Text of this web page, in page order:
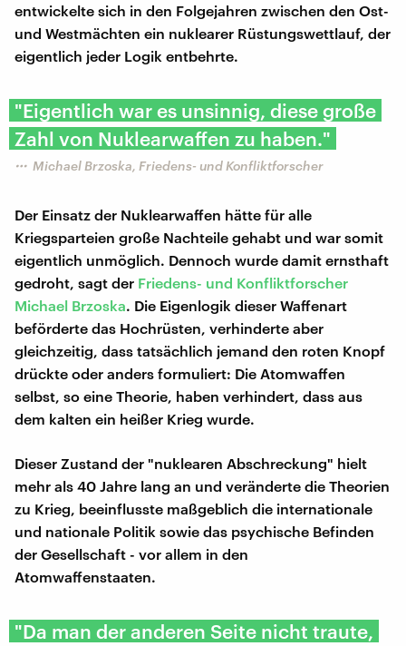
entwickelte sich in den Folgejahren zwischen den Ost-
und Westmächten ein nuklearer Rüstungswettlauf, der
eigentlich jeder Logik entbehrte.
"Eigentlich war es unsinnig, diese große
Zahl von Nuklearwaffen zu haben."
Michael Brzoska, Friedens- und Konfliktforscher
Der Einsatz der Nuklearwaffen hätte für alle
Kriegsparteien große Nachteile gehabt und war somit
eigentlich unmöglich. Dennoch wurde damit ernsthaft
gedroht, sagt der Friedens- und Konfliktforscher
Michael Brzoska. Die Eigenlogik dieser Waffenart
beförderte das Hochrüsten, verhinderte aber
gleichzeitig, dass tatsächlich jemand den roten Knopf
drückte oder anders formuliert: Die Atomwaffen
selbst, so eine Theorie, haben verhindert, dass aus
dem kalten ein heißer Krieg wurde.
Dieser Zustand der "nuklearen Abschreckung" hielt
mehr als 40 Jahre lang an und veränderte die Theorien
zu Krieg, beeinflusste maßgeblich die internationale
und nationale Politik sowie das psychische Befinden
der Gesellschaft - vor allem in den
Atomwaffenstaaten.
"Da man der anderen Seite nicht traute,